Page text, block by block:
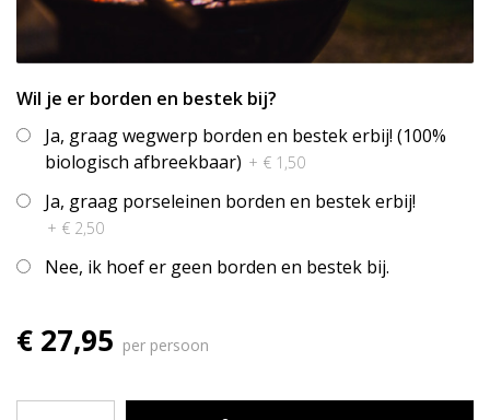
Wil je er borden en bestek bij?
Ja, graag wegwerp borden en bestek erbij! (100%
biologisch afbreekbaar) + € 1,50
Ja, graag porseleinen borden en bestek erbij!
+ € 2,50
Nee, ik hoef er geen borden en bestek bij.
€ 27,95 per persoon